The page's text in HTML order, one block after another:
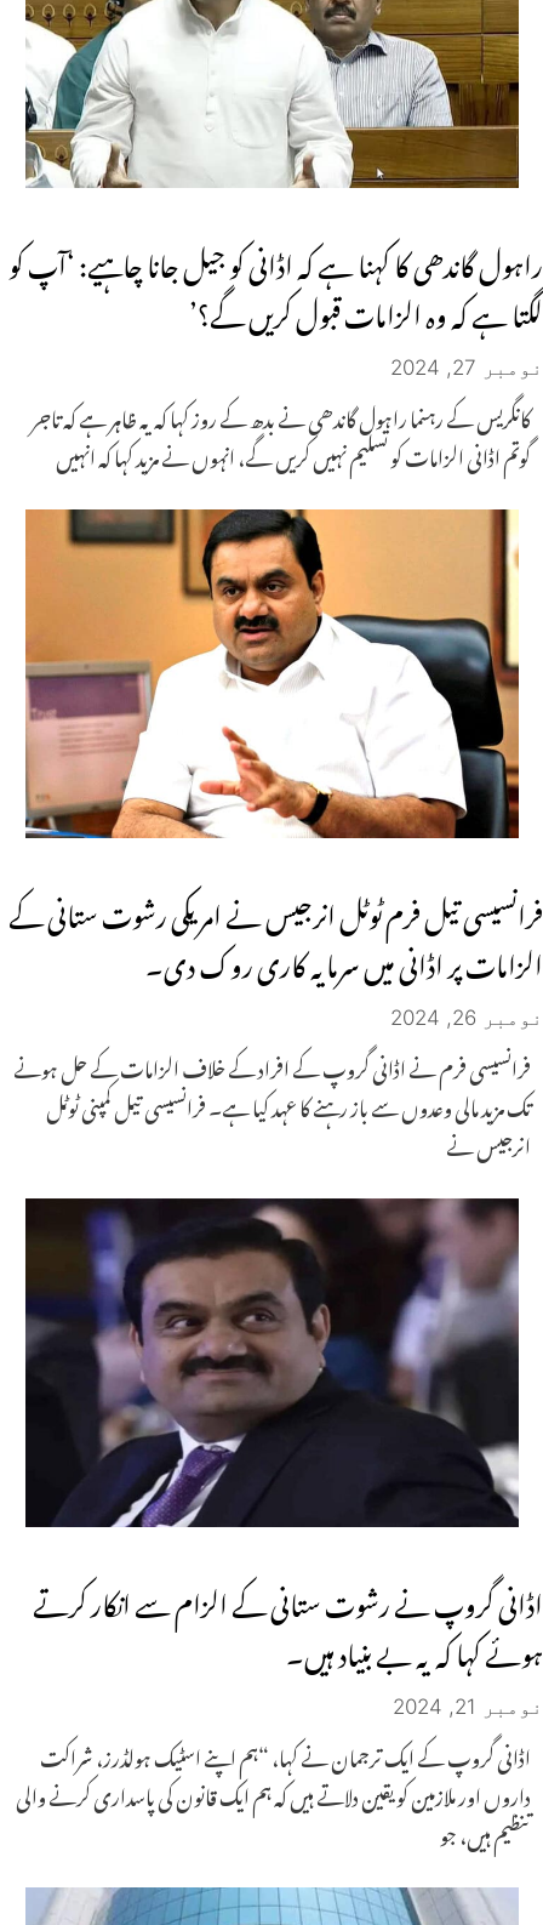
راہول گاندھی کا کہنا ہے کہ اڈانی کو جیل جانا چاہیے: ‘آپ کو
لگتا ہے کہ وہ الزامات قبول کریں گے؟’
نومبر 27, 2024
کانگریس کے رہنما راہول گاندھی نے بدھ کے روز کہا کہ یہ ظاہر ہے کہ تاجر
گوتم اڈانی الزامات کو تسلیم نہیں کریں گے، انہوں نے مزید کہا کہ انہیں
فرانسیسی تیل فرم ٹوٹل انرجیس نے امریکی رشوت ستانی کے
الزامات پر اڈانی میں سرمایہ کاری روک دی۔
نومبر 26, 2024
فرانسیسی فرم نے اڈانی گروپ کے افراد کے خلاف الزامات کے حل ہونے
تک مزید مالی وعدوں سے باز رہنے کا عہد کیا ہے۔ فرانسیسی تیل کمپنی ٹوٹل
انرجیس نے
اڈانی گروپ نے رشوت ستانی کے الزام سے انکار کرتے
ہوئے کہا کہ یہ بے بنیاد ہیں۔
نومبر 21, 2024
اڈانی گروپ کے ایک ترجمان نے کہا، “ہم اپنے اسٹیک ہولڈرز، شراکت
داروں اور ملازمین کو یقین دلاتے ہیں کہ ہم ایک قانون کی پاسداری کرنے والی
تنظیم ہیں، جو